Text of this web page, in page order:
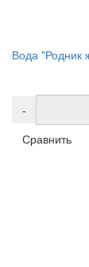
Вода "Родник
-
Сравнить